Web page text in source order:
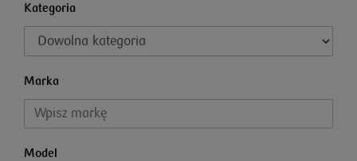
Kategoria
Marka
Model